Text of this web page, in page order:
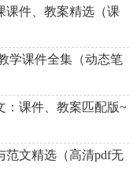
课件、教案精选（课
学课件全集（动态笔
：课件、教案匹配版~
范文精选（高清pdf无